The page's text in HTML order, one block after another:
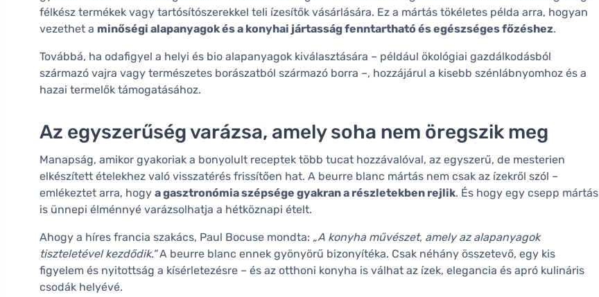
félkész termékek vagy tartósítószerekkel teli ízesítők vásárlására. Ez a mártás tökéletes példa arra, hogyan
vezethet a minőségi alapanyagok és a konyhai jártasság fenntartható és egészséges főzéshez.
Továbbá, ha odafigyel a helyi és bio alapanyagok kiválasztására – például ökológiai gazdálkodásból
származó vajra vagy természetes borászatból származó borra –, hozzájárul a kisebb szénlábnyomhoz és a
hazai termelők támogatásához.
Az egyszerűség varázsa, amely soha nem öregszik meg
Manapság, amikor gyakoriak a bonyolult receptek több tucat hozzávalóval, az egyszerű, de mesterien
elkészített ételekhez való visszatérés frissítően hat. A beurre blanc mártás nem csak az ízekről szól –
emlékeztet arra, hogy a gasztronómia szépsége gyakran a részletekben rejlik. És hogy egy csepp mártás
is ünnepi élménnyé varázsolhatja a hétköznapi ételt.
Ahogy a híres francia szakács, Paul Bocuse mondta: „A konyha művészet, amely az alapanyagok
tiszteletével kezdődik."A beurre blanc ennek gyönyörű bizonyítéka. Csak néhány összetevő, egy kis
figyelem és nyitottság a kísérletezésre – és az otthoni konyha is válhat az ízek, elegancia és apró kulináris
csodák helyévé.